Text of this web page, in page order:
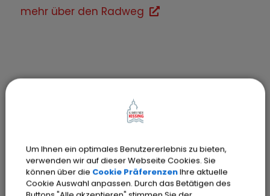
mehr über den Radweg
Um Ihnen ein optimales Benutzererlebnis zu bieten,
verwenden wir auf dieser Webseite Cookies. Sie
können über die Cookie PräferenzenIhre aktuelle
Cookie Auswahl anpassen. Durch das Betätigen des